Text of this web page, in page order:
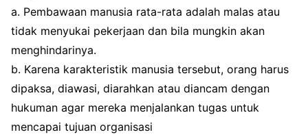
a. Pembawaan manusia rata-rata adalah malas atau
tidak menyukai pekerjaan dan bila mungkin akan
menghindarinya.
b. Karena karakteristik manusia tersebut, orang harus
dipaksa, diawasi, diarahkan atau diancam dengan
hukuman agar mereka menjalankan tugas untuk
mencapai tujuan organisasi